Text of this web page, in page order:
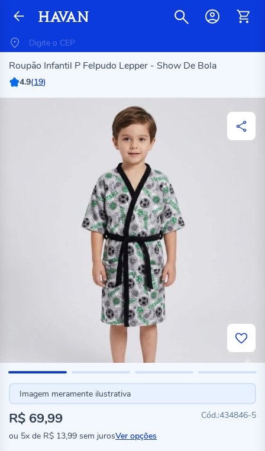
Roupão Infantil P Felpudo Lepper - Show De Bola
4.9(19)
Imagem meramente ilustrativa
434846-5
R$ 69,99
ou 5x de R$ 13,99 sem jurosVer opções